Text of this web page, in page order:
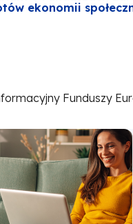
ekonomii
Funduszy